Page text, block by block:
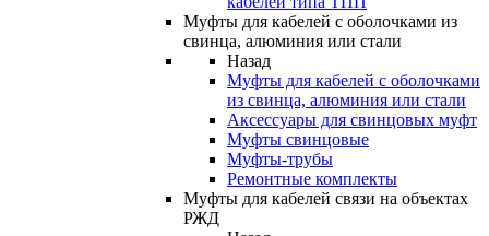
Муфты для кабелей с оболочками из
свинца, алюминия или стали
Назад
Муфты для кабелей с оболочками
из свинца, алюминия или стали
Аксессуары для свинцовых муфт
Муфты свинцовые
Муфты-трубы
Ремонтные комплекты
Муфты для кабелей связи на объектах
РЖД